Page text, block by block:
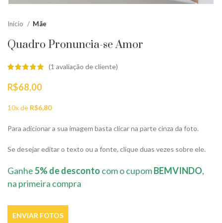
Início Mãe
Quadro Pronuncia-se Amor
(1 avaliação de cliente)
R$68,00
10x de R$6,80
Para adicionar a sua imagem basta clicar na parte cinza da foto.
Se desejar editar o texto ou a fonte, clique duas vezes sobre ele.
Ganhe5% de desconto com o cupomBEMVINDO,
na primeira compra
ENVIAR FOTOS